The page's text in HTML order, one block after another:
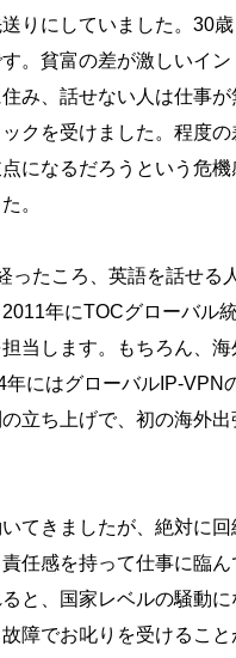
りにしていました。30
。貧富の差が激しいイ
み、話せない人は仕事
クを受けました。程度
になるだろうという危機
。
ったころ、英語を話せる
年にTOCグローバル
当します。もちろん、
にはグローバルIP-VPN
立ち上げで、初の海外
てきましたが、絶対に
任感を持って仕事に臨
と、国家レベルの騒動に
障でお叱りを受けるこ